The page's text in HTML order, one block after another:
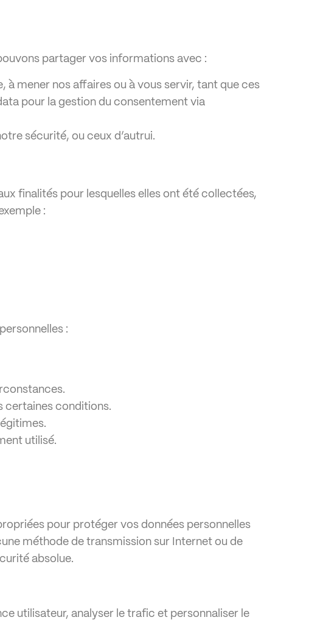
partager vos informations avec :
à mener nos affaires ou à vous servir, tant que ces
pour la gestion du consentement via
sécurité, ou ceux d’autrui.
finalités pour lesquelles elles ont été collectées,
:
:
certaines conditions.
utilisé.
pour protéger vos données personnelles
méthode de transmission sur Internet ou de
absolue.
utilisateur, analyser le trafic et personnaliser le